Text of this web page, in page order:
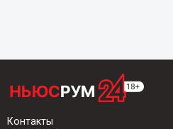
Контакты